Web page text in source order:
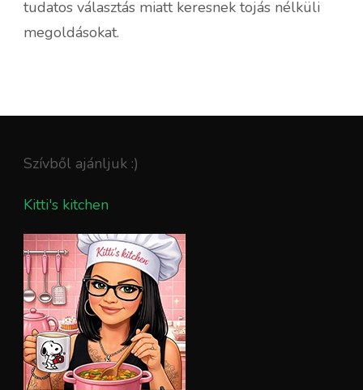
tudatos választás miatt keresnek tojás nélküli
megoldásokat.
Szívből ajánljuk :)
Kitti's kitchen